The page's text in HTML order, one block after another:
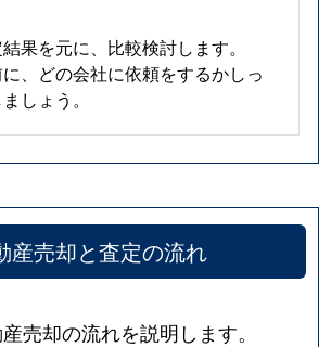
果を元に、比較検討します。
、どの会社に依頼をするかしっ
しょう。
産売却と査定の流れ
売却の流れを説明します。